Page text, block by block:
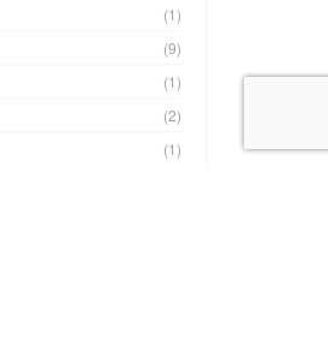
(1)
(9)
(1)
(2)
(1)